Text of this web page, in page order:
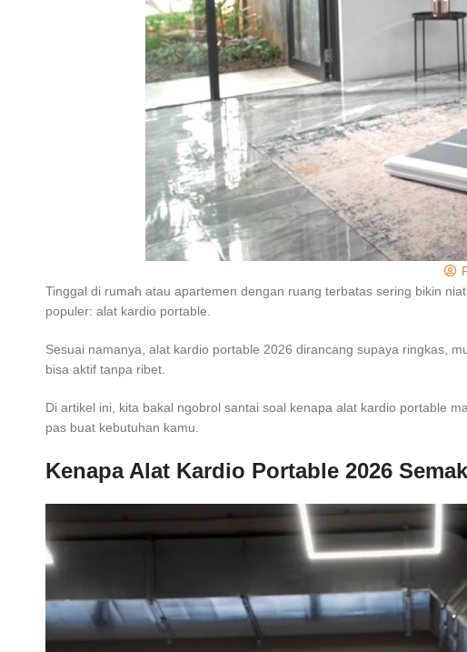
Tinggal di rumah atau apartemen dengan ruang terbatas sering bikin
populer: alat kardio portable.
Sesuai namanya, alat kardio portable 2026 dirancang supaya ringkas,
bisa aktif tanpa ribet.
Di artikel ini, kita bakal ngobrol santai soal kenapa alat kardio portable
pas buat kebutuhan kamu.
Kenapa Alat Kardio Portable 2026